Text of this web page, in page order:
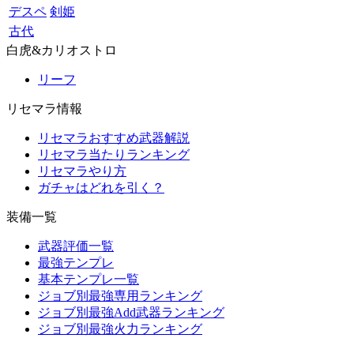
デスペ 剣姫
古代
白虎&カリオストロ
リーフ
リセマラ情報
リセマラおすすめ武器解説
リセマラ当たりランキング
リセマラやり方
ガチャはどれを引く？
装備一覧
武器評価一覧
最強テンプレ
基本テンプレ一覧
ジョブ別最強専用ランキング
ジョブ別最強Add武器ランキング
ジョブ別最強火力ランキング